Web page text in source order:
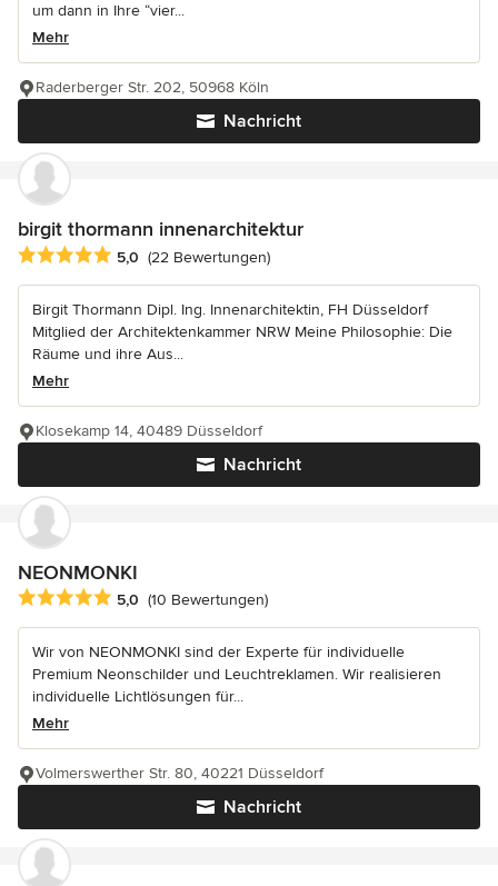
um dann in Ihre “vier...
Mehr
Nachricht
Raderberger Str. 202, 50968 Köln
birgit thormann innenarchitektur
Durchschnittliche Bewertung: 5 von 5 Sternen
5,0 (22 Bewertungen)
Birgit Thormann Dipl. Ing. Innenarchitektin, FH Düsseldorf
Mitglied der Architektenkammer NRW Meine Philosophie: Die
Räume und ihre Aus...
Mehr
Nachricht
Klosekamp 14, 40489 Düsseldorf
NEONMONKI
Durchschnittliche Bewertung: 5 von 5 Sternen
5,0 (10 Bewertungen)
Wir von NEONMONKI sind der Experte für individuelle
Premium Neonschilder und Leuchtreklamen. Wir realisieren
individuelle Lichtlösungen für...
Mehr
Nachricht
Volmerswerther Str. 80, 40221 Düsseldorf